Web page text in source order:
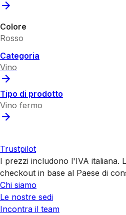
Colore
Rosso
Categoria
Vino
Tipo di prodotto
Vino fermo
Trustpilot
I prezzi includono l'IVA italiana.
checkout in base al Paese di
Chi siamo
Le nostre sedi
Incontra il team